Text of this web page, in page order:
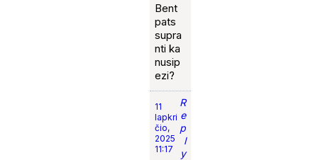
Bent
pats
supra
nti ka
nusip
ezi?
11
lapkri
čio,
2025
11:17
R
e
p
l
y